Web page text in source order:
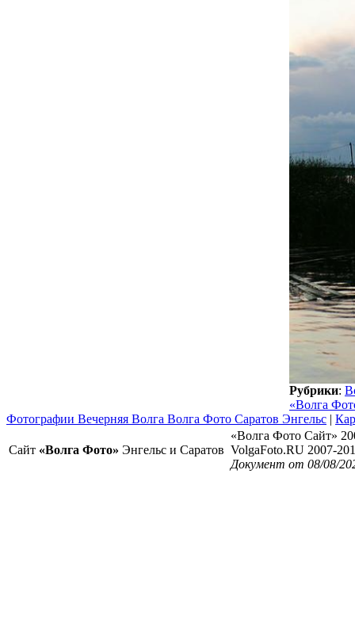
Рубрики:
«Волга
Фотографии Вечерняя Волга Волга Фото Саратов Энгельс |
Сайт «Волга Фото» Энгельс и Саратов
«Волга Фото Сайт»
VolgaFoto.RU 2007-
Документ от 08/08/